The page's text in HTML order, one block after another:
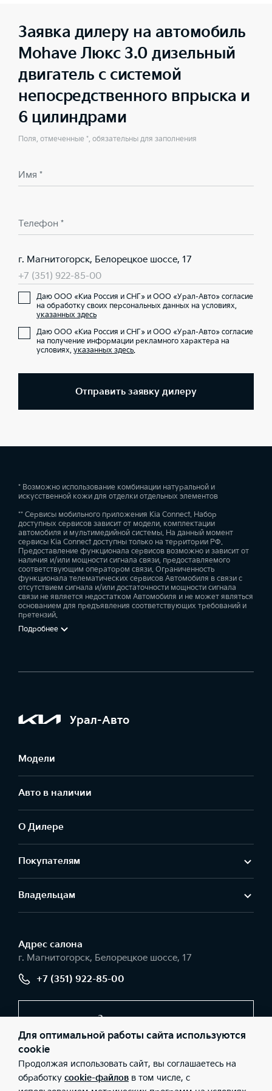
Заявка дилеру на автомобиль
Mohave Люкс 3.0 дизельный
двигатель с системой
непосредственного впрыска и
6 цилиндрами
Поля, отмеченные *, обязательны для заполнения
Имя *
Телефон *
г. Магнитогорск, Белорецкое шоссе, 17
+7 (351) 922-85-00
Даю ООО «Киа Россия и СНГ» и ООО «Урал-Авто» согласие
на обработку своих персональных данных на условиях,
указанных здесь
Даю ООО «Киа Россия и СНГ» и ООО «Урал-Авто» согласие
на получение информации рекламного характера на
условиях, указанных здесь.
Отправить заявку дилеру
* Возможно использование комбинации натуральной и
искусственной кожи для отделки отдельных элементов
** Сервисы мобильного приложения Kia Connect. Набор
доступных сервисов зависит от модели, комплектации
автомобиля и мультимедийной системы. На данный момент
сервисы Kia Connect доступны только на территории РФ.
Предоставление функционала сервисов возможно и зависит от
наличия и/или мощности сигнала связи, предоставляемого
соответствующим оператором связи. Ограниченность
функционала телематических сервисов Автомобиля в связи с
отсутствием сигнала и/или достаточности мощности сигнала
связи не является недостатком Автомобиля и не может являться
основанием для предъявления соответствующих требований и
претензий.
Подробнее
Урал-Авто
Модели
Авто в наличии
О Дилере
Покупателям
Владельцам
Адрес салонa
г. Магнитогорск, Белорецкое шоссе, 17
+7 (351) 922-85-00
Заказать звонок
© 2026 Юридические лица ООО «Урал-Авто» (Фактический
адрес: г. Магнитогорск, Белорецкое шоссе, 17; Телефон: +7 (351)
922-85-00; ИНН: 7446040564; ОГРН: 1037402232230), ООО
Для оптимальной работы сайта используются
cookie
Продолжая использовать сайт, вы соглашаетесь на
обработку cookie-файлов в том числе, с